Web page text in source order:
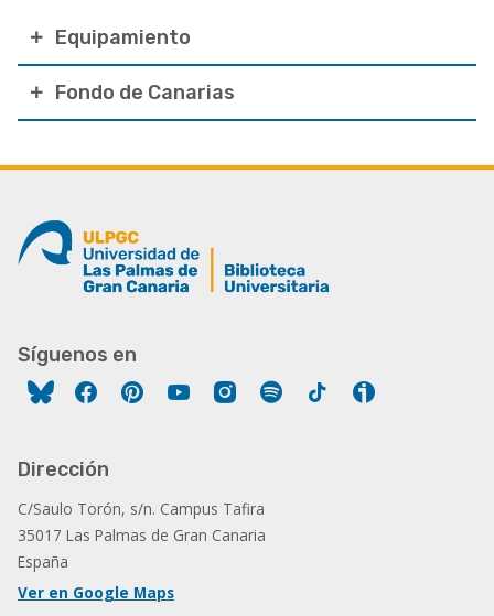
Equipamiento
Fondo de Canarias
Síguenos en
FacebookPinterestYouTubeInstagram
Spotify Tiktok
Dirección
C/Saulo Torón, s/n. Campus Tafira
35017 Las Palmas de Gran Canaria
España
Ver en Google Maps